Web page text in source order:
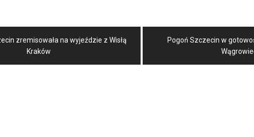
zremisowała na wyjeździe z Wisłą
Kraków
Pogoń Szczecin w